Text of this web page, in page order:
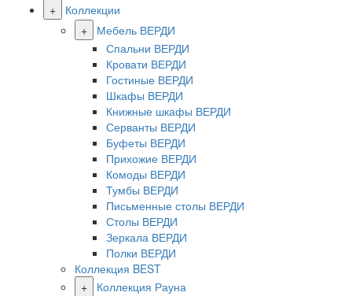
+
Коллекции
+
Мебель ВЕРДИ
Спальни ВЕРДИ
Кровати ВЕРДИ
Гостиные ВЕРДИ
Шкафы ВЕРДИ
Книжные шкафы ВЕРДИ
Серванты ВЕРДИ
Буфеты ВЕРДИ
Прихожие ВЕРДИ
Комоды ВЕРДИ
Тумбы ВЕРДИ
Письменные столы ВЕРДИ
Столы ВЕРДИ
Зеркала ВЕРДИ
Полки ВЕРДИ
Коллекция BEST
+
Коллекция Рауна